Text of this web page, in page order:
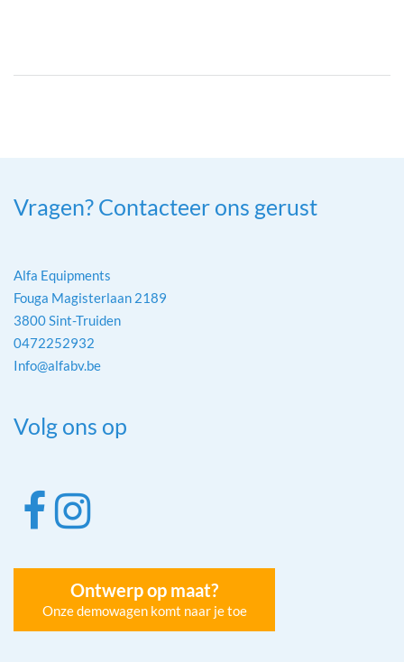
Vragen? Contacteer ons gerust
Alfa Equipments
Fouga Magisterlaan 2189
3800 Sint-Truiden
0472252932
Info@alfabv.be
Volg ons op
Ontwerp op maat?
Onze demowagen komt naar je toe